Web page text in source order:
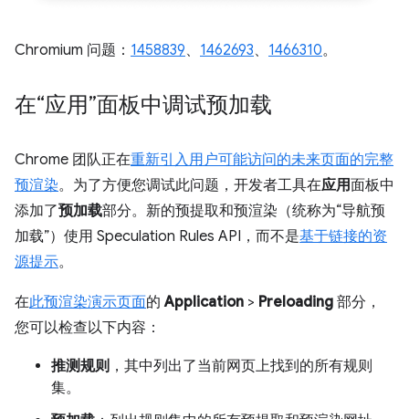
Chromium 问题： 1458839、 1462693、 1466310。
在“应用”面板中调试预加载
Chrome 团队正在重新引入用户可能访问的未来页面的完整
预渲染。为了方便您调试此问题，开发者工具在应用面板中
添加了预加载部分。新的预提取和预渲染（统称为“导航预
加载”）使用 Speculation Rules API，而不是基于链接的资
源提示。
在此预渲染演示页面的Application > Preloading 部分，
您可以检查以下内容：
推测规则 ，其中列出了当前网页上找到的所有规则
集。